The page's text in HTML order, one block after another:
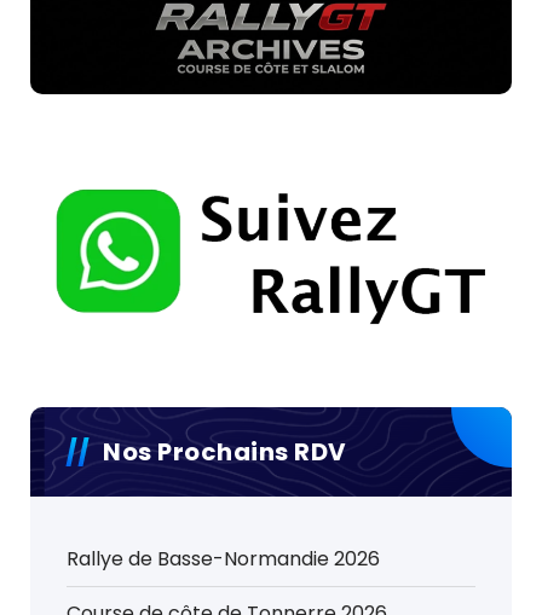
Nos Prochains RDV
Rallye de Basse-Normandie 2026